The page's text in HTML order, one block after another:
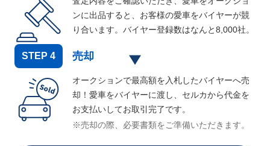
ンに出品すると、お客様の愛車をバイヤーが競
り合います。バイヤー登録数はなんと8,000社。
STEP 4 売却
オークションで最高額を入札したバイヤーへ売
却！愛車をバイヤーに渡し、セルカから代金を
お支払いしてお取引完了です。
※売却の際、必要書類をご準備いただきます。